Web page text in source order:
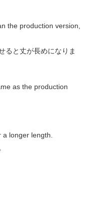
the production version,
ると丈が長めになりま
as the production
longer length.